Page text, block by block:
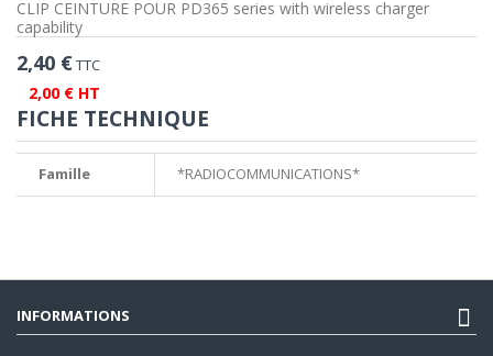
CLIP CEINTURE POUR PD365 series with wireless charger
capability
2,40 €TTC
2,00 € HT
FICHE TECHNIQUE
Famille *RADIOCOMMUNICATIONS*
INFORMATIONS